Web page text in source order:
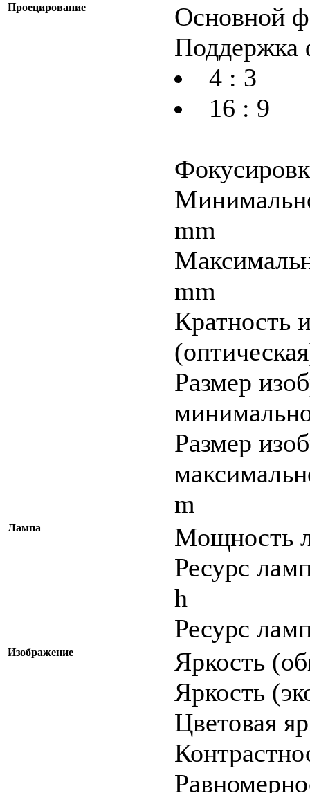
Проецирование
Основной
Поддержка
4 : 3
16 : 9
mm
mm
Кратность
Размер
Размер
m
Лампа
Мощность
Ресурс
h
Ресурс
Изображение
Яркость
Яркость
Цветовая